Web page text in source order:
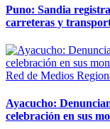
Puno: Sandia
carreteras y
Red de Medios
Ayacucho:
celebración en sus